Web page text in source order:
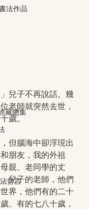
法作品
藏總集
哲言
子不再說話。幾
老師就突然去世，
歲。
腦海中卻浮現出
朋友，我的外祖
親、老同學的丈
兒子的老師，他們
界，他們有的二十
、有的七八十歲，